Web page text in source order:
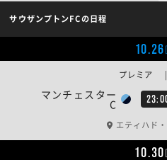
サウザンプトンFCの日程
10.26
マンチェスター
C
プレミア
エティハド
10.30